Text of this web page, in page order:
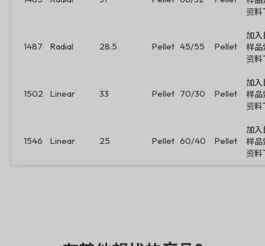
资料
1487 Radial 28.5 Pellet 45/55 Pellet
加
样
资料
1502 Linear 33 Pellet 70/30 Pellet
加
样
资料
1546 Linear 25 Pellet 60/40 Pellet
加
样
资料